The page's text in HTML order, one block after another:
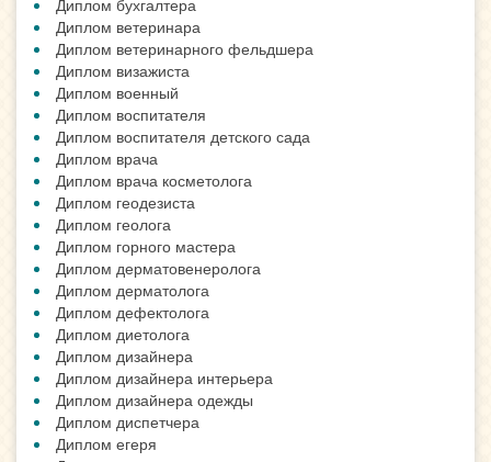
Диплом бухгалтера
Диплом ветеринара
Диплом ветеринарного фельдшера
Диплом визажиста
Диплом военный
Диплом воспитателя
Диплом воспитателя детского сада
Диплом врача
Диплом врача косметолога
Диплом геодезиста
Диплом геолога
Диплом горного мастера
Диплом дерматовенеролога
Диплом дерматолога
Диплом дефектолога
Диплом диетолога
Диплом дизайнера
Диплом дизайнера интерьера
Диплом дизайнера одежды
Диплом диспетчера
Диплом егеря